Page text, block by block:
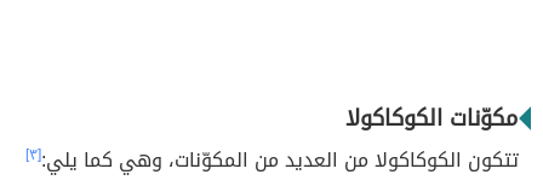
مكوّنات الكوكاكولا
تتكون الكوكاكولا من العديد من المكوّنات، وهي كما يلي:[٣]